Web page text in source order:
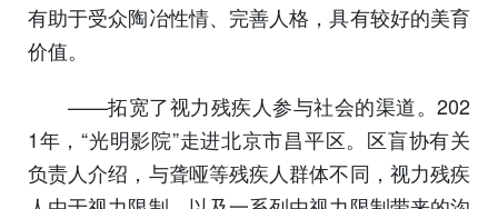
有助于受众陶冶性情、完善人格，具有较好的美育
价值。
——拓宽了视力残疾人参与社会的渠道。202
1年，“光明影院”走进北京市昌平区。区盲协有关
负责人介绍，与聋哑等残疾人群体不同，视力残疾